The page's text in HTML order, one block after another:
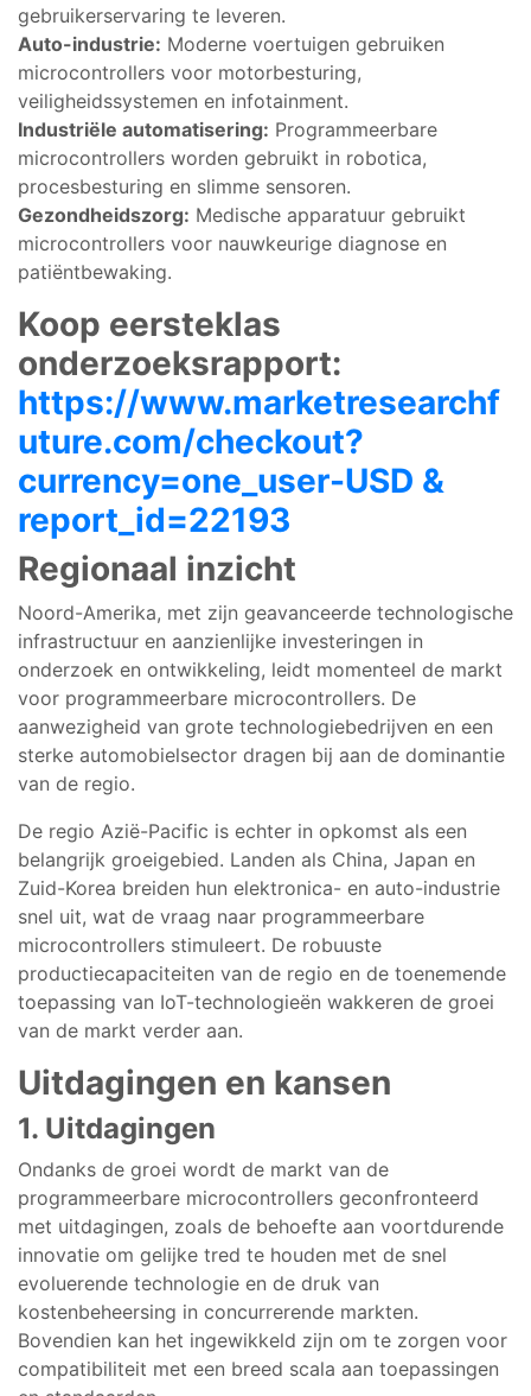
gebruikerservaring te leveren.
Auto-industrie: Moderne voertuigen gebruiken
microcontrollers voor motorbesturing,
veiligheidssystemen en infotainment.
Industriële automatisering: Programmeerbare
microcontrollers worden gebruikt in robotica,
procesbesturing en slimme sensoren.
Gezondheidszorg: Medische apparatuur gebruikt
microcontrollers voor nauwkeurige diagnose en
patiëntbewaking.
Koop eersteklas
onderzoeksrapport:
https://www.marketresearchf
uture.com/checkout?
currency=one_user-USD &
report_id=22193
Regionaal inzicht
Noord-Amerika, met zijn geavanceerde technologische
infrastructuur en aanzienlijke investeringen in
onderzoek en ontwikkeling, leidt momenteel de markt
voor programmeerbare microcontrollers. De
aanwezigheid van grote technologiebedrijven en een
sterke automobielsector dragen bij aan de dominantie
van de regio.
De regio Azië-Pacific is echter in opkomst als een
belangrijk groeigebied. Landen als China, Japan en
Zuid-Korea breiden hun elektronica- en auto-industrie
snel uit, wat de vraag naar programmeerbare
microcontrollers stimuleert. De robuuste
productiecapaciteiten van de regio en de toenemende
toepassing van IoT-technologieën wakkeren de groei
van de markt verder aan.
Uitdagingen en kansen
1. Uitdagingen
Ondanks de groei wordt de markt van de
programmeerbare microcontrollers geconfronteerd
met uitdagingen, zoals de behoefte aan voortdurende
innovatie om gelijke tred te houden met de snel
evoluerende technologie en de druk van
kostenbeheersing in concurrerende markten.
Bovendien kan het ingewikkeld zijn om te zorgen voor
compatibiliteit met een breed scala aan toepassingen